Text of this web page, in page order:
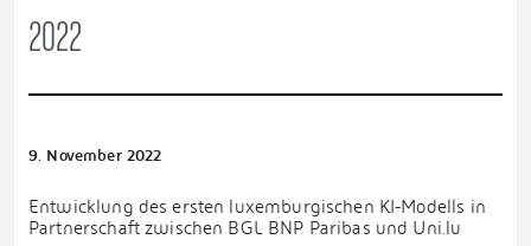
2022
9. November 2022
Entwicklung des ersten luxemburgischen KI-Modells in
Partnerschaft zwischen BGL BNP Paribas und Uni.lu